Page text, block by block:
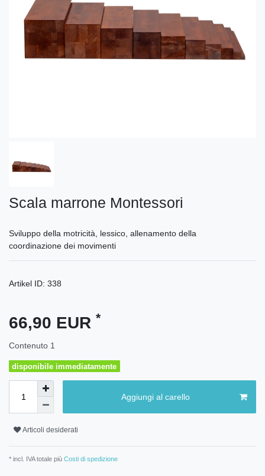
Scala marrone Montessori
Sviluppo della motricità, lessico, allenamento della
coordinazione dei movimenti
Artikel ID: 338
66,90 EUR *
Contenuto 1
disponibile immediatamente
Aggiungi al carello
Articoli desiderati
* incl. IVA totale più Costi di spedizione